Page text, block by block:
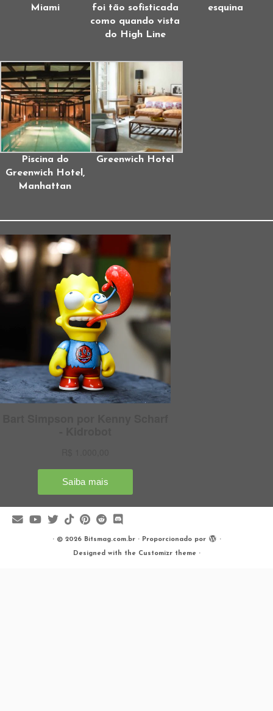
Miami
foi tão sofisticada
como quando vista
do High Line
esquina
Piscina do
Greenwich Hotel,
Manhattan
Greenwich Hotel
· © 2026 Bitsmag.com.br· Proporcionado por ·
Designed with the Customizr theme ·